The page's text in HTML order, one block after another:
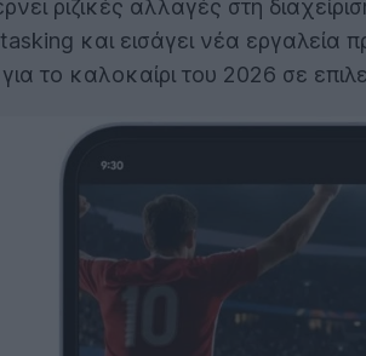
ριζικές αλλαγές στη
και εισάγει νέα
το καλοκαίρι του 2026 σε